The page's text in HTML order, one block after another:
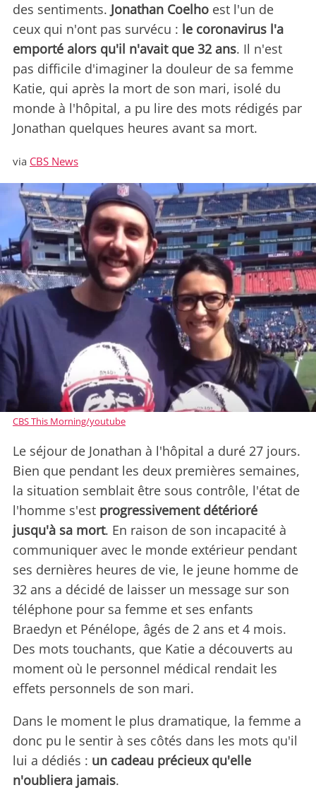
des sentiments. Jonathan Coelho est l'un de
ceux qui n'ont pas survécu : le coronavirus l'a
emporté alors qu'il n'avait que 32 ans. Il n'est
pas difficile d'imaginer la douleur de sa femme
Katie, qui après la mort de son mari, isolé du
monde à l'hôpital, a pu lire des mots rédigés par
Jonathan quelques heures avant sa mort.
via CBS News
CBS This Morning/youtube
Le séjour de Jonathan à l'hôpital a duré 27 jours.
Bien que pendant les deux premières semaines,
la situation semblait être sous contrôle, l'état de
l'homme s'est progressivement détérioré
jusqu'à sa mort. En raison de son incapacité à
communiquer avec le monde extérieur pendant
ses dernières heures de vie, le jeune homme de
32 ans a décidé de laisser un message sur son
téléphone pour sa femme et ses enfants
Braedyn et Pénélope, âgés de 2 ans et 4 mois.
Des mots touchants, que Katie a découverts au
moment où le personnel médical rendait les
effets personnels de son mari.
Dans le moment le plus dramatique, la femme a
donc pu le sentir à ses côtés dans les mots qu'il
lui a dédiés : un cadeau précieux qu'elle
n'oubliera jamais.